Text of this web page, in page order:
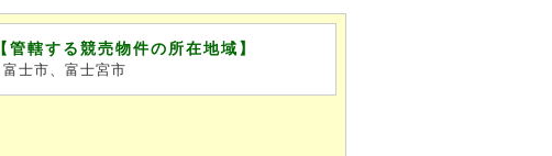
【管轄する競売物件の所在地域】
富士市、富士宮市